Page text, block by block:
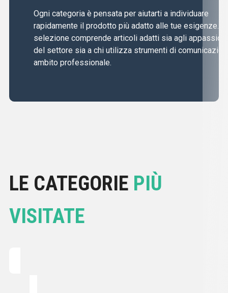
Ogni categoria è pensata per aiutarti a individuare
rapidamente il prodotto più adatto alle tue esigenze.
selezione comprende articoli adatti sia agli
del settore sia a chi utilizza strumenti di
ambito professionale.
LE CATEGORIE PIÙ
VISITATE